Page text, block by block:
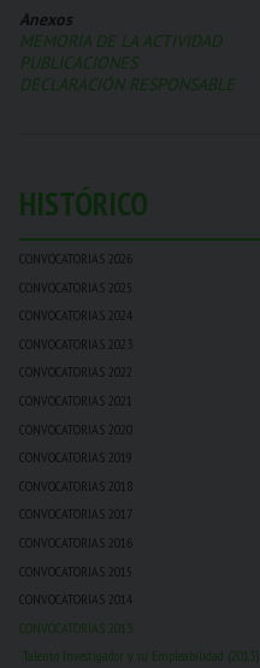
HISTÓRICO
CONVOCATORIAS 2026
CONVOCATORIAS 2025
CONVOCATORIAS 2024
CONVOCATORIAS 2023
CONVOCATORIAS 2022
CONVOCATORIAS 2021
CONVOCATORIAS 2020
CONVOCATORIAS 2019
CONVOCATORIAS 2018
CONVOCATORIAS 2017
CONVOCATORIAS 2016
CONVOCATORIAS 2015
CONVOCATORIAS 2014
CONVOCATORIAS 2013
Talento Investigador y su Empleabilidad (2013)
Anexos
MEMORIA DE LA ACTIVIDAD
PUBLICACIONES
DECLARACIÓN RESPONSABLE